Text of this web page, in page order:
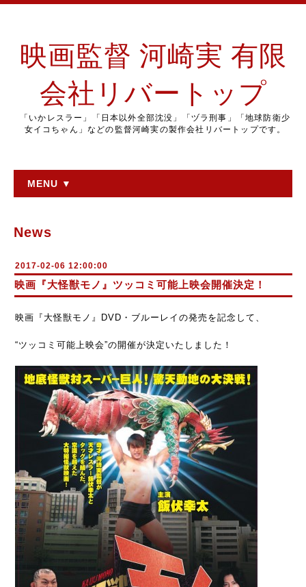
映画監督 河崎実 有限
会社リバートップ
「いかレスラー」「日本以外全部沈没」「ヅラ刑事」「地球防衛少
女イコちゃん」などの監督河崎実の製作会社リバートップです。
MENU ▼
News
2017-02-06 12:00:00
映画『大怪獣モノ』ツッコミ可能上映会開催決定！
映画『大怪獣モノ』DVD・ブルーレイの発売を記念して、
“ツッコミ可能上映会”の開催が決定いたしました！